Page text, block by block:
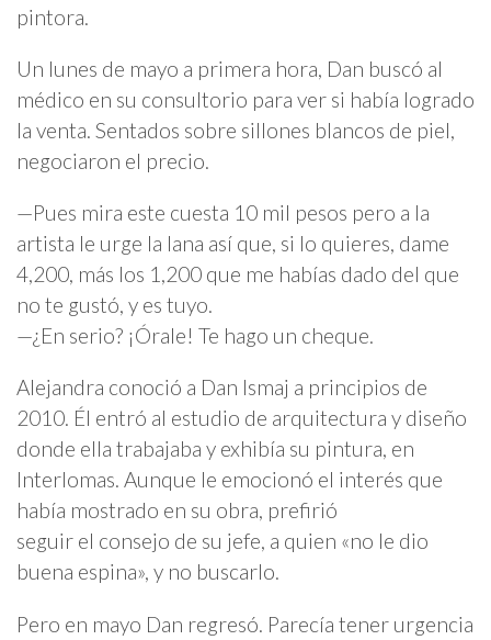
pintora.
Un lunes de mayo a primera hora, Dan buscó al
médico en su consultorio para ver si había logrado
la venta. Sentados sobre sillones blancos de piel,
negociaron el precio.
—Pues mira este cuesta 10 mil pesos pero a la
artista le urge la lana así que, si lo quieres, dame
4,200, más los 1,200 que me habías dado del que
no te gustó, y es tuyo.
—¿En serio? ¡Órale! Te hago un cheque.
Alejandra conoció a Dan Ismaj a principios de
2010. Él entró al estudio de arquitectura y diseño
donde ella trabajaba y exhibía su pintura, en
Interlomas. Aunque le emocionó el interés que
había mostrado en su obra, prefirió
seguir el consejo de su jefe, a quien «no le dio
buena espina», y no buscarlo.
Pero en mayo Dan regresó. Parecía tener urgencia